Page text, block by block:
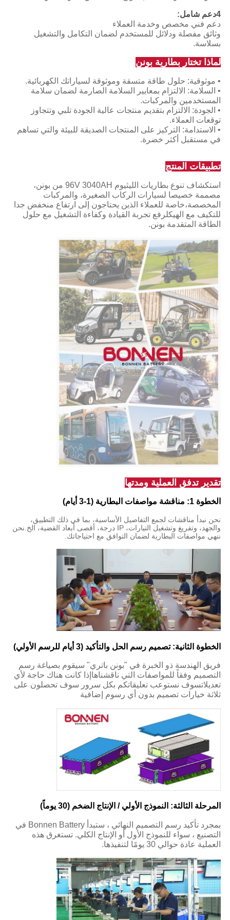
4دعم شامل:
دعم فني مخصص وخدمة العملاء
وثائق مفصلة ودلائل للمستخدم لضمان التكامل والتشغيل
بسلاسة.
لماذا تختار بطارية بونن
• موثوقية: حلول طاقة متسقة وموثوقة لسياراتك الكهربائية.
• السلامة: الالتزام بمعايير السلامة الصارمة لضمان سلامة
المستخدمين والمركبات.
• الجودة: الالتزام بتقديم منتجات عالية الجودة تلبي وتتجاوز
توقعات العملاء.
• الاستدامة: التركيز على المنتجات الصديقة للبيئة والتي تساهم
في مستقبل أكثر خضرة.
تطبيقات المنتج
استكشاف تنوع بطاريات الليثيوم 96V 3040AH من بونن،
مصممة خصيصا لسيارات الركاب الصغيرة، والمركبات
المخصصة،خاصة للعملاء الذين يحتاجون إلى ارتفاع منخفض جدا
للتكيف مع الهيكلرفع تجربة القيادة وكفاءة التشغيل مع حلول
الطاقة المتقدمة بونن.
تقدير تدفق العملية ومدتها
الخطوة 1: مناقشة مواصفات البطارية (1-3 أيام)
نحن نبدأ مناقشات لجمع التفاصيل الأساسية، بما في ذلك التطبيق،
والجهد، وتفريغ وتشغيل التيارات، IP درجة، أقصى أبعاد القضية، الخ.نحن
ننهي مواصفات البطارية لضمان التوافق مع احتياجاتك.
الخطوة الثانية: تصميم رسم الحل والتأكيد (3 أيام للرسم الأولي)
فريق الهندسة ذو الخبرة في "بونن باتري" سيقوم بصياغة رسم
التصميم وفقاً للمواصفات التي ناقشناهاإذا كانت هناك حاجة لأي
تعديلاتسوف نستوعب تعليقاتكم بكل سرور سوف تحصلون على
ثلاثة خيارات تصميم بدون أي رسوم إضافية
المرحلة الثالثة: النموذج الأولي / الإنتاج الضخم (30 يوماً)
بمجرد تأكيد رسم التصميم النهائي ، ستبدأ Bonnen Battery في
التصنيع ، سواء للنموذج الأول أو الإنتاج الكلي. تستغرق هذه
العملية عادة حوالي 30 يومًا لتنفيذها.